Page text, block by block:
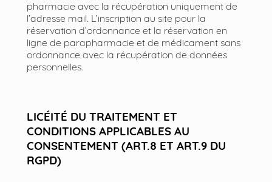
pharmacie avec la récupération uniquement de
l’adresse mail. L’inscription au site pour la
réservation d’ordonnance et la réservation en
ligne de parapharmacie et de médicament sans
ordonnance avec la récupération de données
personnelles.
LICÉITÉ DU TRAITEMENT ET
CONDITIONS APPLICABLES AU
CONSENTEMENT (ART.8 ET ART.9 DU
RGPD)